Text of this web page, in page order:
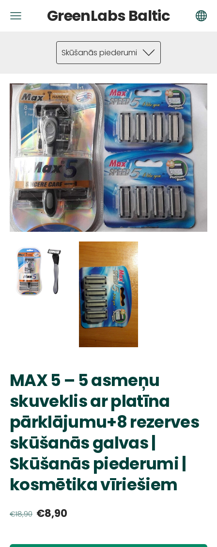
GreenLabs Baltic
Skūšanās piederumi
MAX 5 – 5 asmeņu
skuveklis ar platīna
pārklājumu+8 rezerves
skūšanās galvas |
Skūšanās piederumi |
kosmētika vīriešiem
€18,90 €8,90